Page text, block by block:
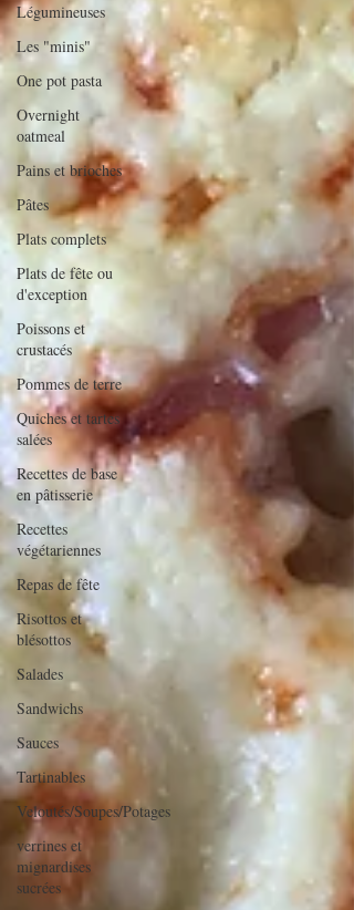
Légumineuses
Les "minis"
One pot pasta
Overnight
oatmeal
Pains et brioches
Pâtes
Plats complets
Plats de fête ou
d'exception
Poissons et
crustacés
Pommes de terre
Quiches et tartes
salées
Recettes de base
en pâtisserie
Recettes
végétariennes
Repas de fête
Risottos et
blésottos
Salades
Sandwichs
Sauces
Tartinables
Veloutés/Soupes/Potages
verrines et
mignardises
sucrées